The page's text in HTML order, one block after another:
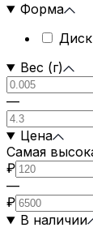
Форма
Диск
Вес (г)
—
Цена
Самая
₽
—
₽
В наличии